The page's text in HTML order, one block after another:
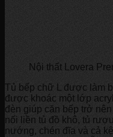
Nội thất Lovera
Tủ bếp chữ L được làm
được khoác một lớp
đèn giúp căn bếp trở
nối liền tủ đồ khô, tủ
nướng, chén đĩa và cả